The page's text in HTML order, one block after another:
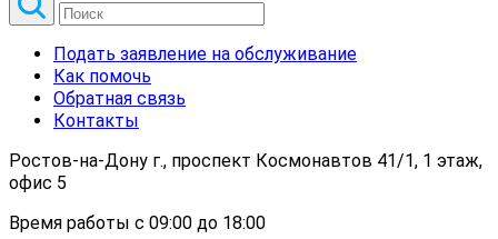
Подать заявление на обслуживание
Как помочь
Обратная связь
Контакты
Ростов-на-Дону г., проспект Космонавтов 41/1, 1 этаж,
офис 5
Время работы с 09:00 до 18:00